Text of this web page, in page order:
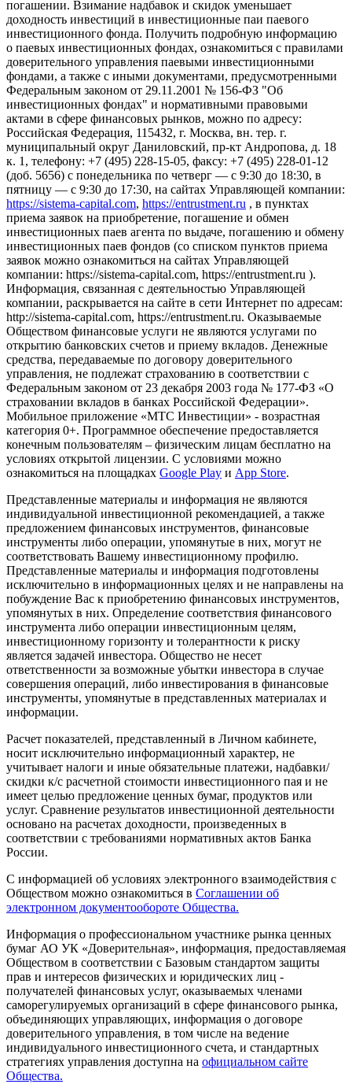
погашении. Взимание надбавок и скидок уменьшает
доходность инвестиций в инвестиционные паи паевого
инвестиционного фонда. Получить подробную информацию
о паевых инвестиционных фондах, ознакомиться с правилами
доверительного управления паевыми инвестиционными
фондами, а также с иными документами, предусмотренными
Федеральным законом от 29.11.2001 № 156-ФЗ "Об
инвестиционных фондах" и нормативными правовыми
актами в сфере финансовых рынков, можно по адресу:
Российская Федерация, 115432, г. Москва, вн. тер. г.
муниципальный округ Даниловский, пр-кт Андропова, д. 18
к. 1, телефону: +7 (495) 228-15-05, факсу: +7 (495) 228-01-12
(доб. 5656) с понедельника по четверг — c 9:30 до 18:30, в
пятницу — с 9:30 до 17:30, на сайтах Управляющей компании:
https://sistema-capital.com, https://entrustment.ru , в пунктах
приема заявок на приобретение, погашение и обмен
инвестиционных паев агента по выдаче, погашению и обмену
инвестиционных паев фондов (со списком пунктов приема
заявок можно ознакомиться на сайтах Управляющей
компании: https://sistema-capital.com, https://entrustment.ru ).
Информация, связанная с деятельностью Управляющей
компании, раскрывается на сайте в сети Интернет по адресам:
http://sistema-capital.com, https://entrustment.ru. Оказываемые
Обществом финансовые услуги не являются услугами по
открытию банковских счетов и приему вкладов. Денежные
средства, передаваемые по договору доверительного
управления, не подлежат страхованию в соответствии с
Федеральным законом от 23 декабря 2003 года № 177-ФЗ «О
страховании вкладов в банках Российской Федерации».
Мобильное приложение «МТС Инвестиции» - возрастная
категория 0+. Программное обеспечение предоставляется
конечным пользователям – физическим лицам бесплатно на
условиях открытой лицензии. С условиями можно
ознакомиться на площадках Google Play и App Store.
Представленные материалы и информация не являются
индивидуальной инвестиционной рекомендацией, а также
предложением финансовых инструментов, финансовые
инструменты либо операции, упомянутые в них, могут не
соответствовать Вашему инвестиционному профилю.
Представленные материалы и информация подготовлены
исключительно в информационных целях и не направлены на
побуждение Вас к приобретению финансовых инструментов,
упомянутых в них. Определение соответствия финансового
инструмента либо операции инвестиционным целям,
инвестиционному горизонту и толерантности к риску
является задачей инвестора. Общество не несет
ответственности за возможные убытки инвестора в случае
совершения операций, либо инвестирования в финансовые
инструменты, упомянутые в представленных материалах и
информации.
Расчет показателей, представленный в Личном кабинете,
носит исключительно информационный характер, не
учитывает налоги и иные обязательные платежи, надбавки/
скидки к/с расчетной стоимости инвестиционного пая и не
имеет целью предложение ценных бумаг, продуктов или
услуг. Сравнение результатов инвестиционной деятельности
основано на расчетах доходности, произведенных в
соответствии с требованиями нормативных актов Банка
России.
С информацией об условиях электронного взаимодействия с
Обществом можно ознакомиться в Соглашении об
электронном документообороте Общества.
Информация о профессиональном участнике рынка ценных
бумаг АО УК «Доверительная», информация, предоставляемая
Обществом в соответствии с Базовым стандартом защиты
прав и интересов физических и юридических лиц -
получателей финансовых услуг, оказываемых членами
саморегулируемых организаций в сфере финансового рынка,
объединяющих управляющих, информация о договоре
доверительного управления, в том числе на ведение
индивидуального инвестиционного счета, и стандартных
стратегиях управления доступна на официальном сайте
Общества.